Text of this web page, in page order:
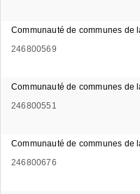
Communauté de communes de
246800569
Communauté de communes de
246800551
Communauté de communes de
246800676